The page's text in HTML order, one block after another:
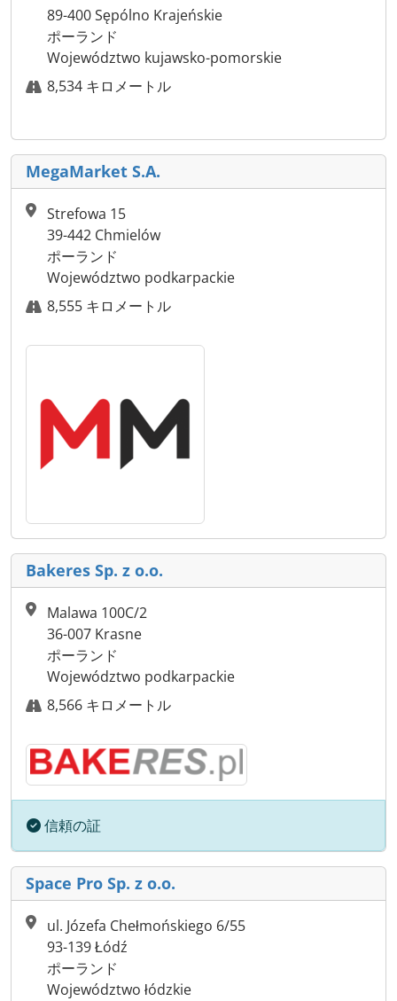
89-400 Sępólno Krajeńskie
ポーランド
Województwo kujawsko-pomorskie
8,534 キロメートル
MegaMarket S.A.
Strefowa 15
39-442 Chmielów
ポーランド
Województwo podkarpackie
8,555 キロメートル
Bakeres Sp. z o.o.
Malawa 100C/2
36-007 Krasne
ポーランド
Województwo podkarpackie
8,566 キロメートル
信頼の証
Space Pro Sp. z o.o.
ul. Józefa Chełmońskiego 6/55
93-139 Łódź
ポーランド
Województwo łódzkie